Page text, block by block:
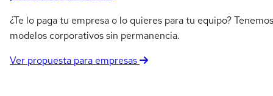
¿Te lo paga tu empresa o lo quieres para tu equipo? Tenemos
modelos corporativos sin permanencia.
Ver propuesta para empresas